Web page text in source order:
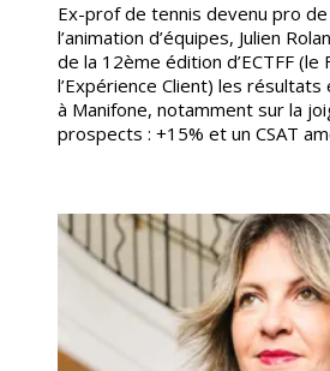
Ex-prof de tennis devenu pro
l’animation d’équipes, Julien
de la 12ème édition d’ECTFF (le
l’Expérience Client) les
à Manifone, notamment sur la
prospects : +15% et un CSAT